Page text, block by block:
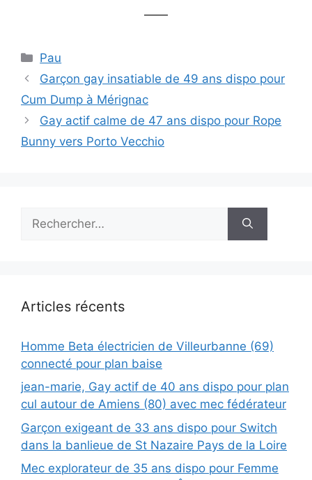
——
Catégories
Pau
Garçon gay insatiable de 49 ans dispo pour
Cum Dump à Mérignac
Gay actif calme de 47 ans dispo pour Rope
Bunny vers Porto Vecchio
Articles récents
Homme Beta électricien de Villeurbanne (69)
connecté pour plan baise
jean-marie, Gay actif de 40 ans dispo pour plan
cul autour de Amiens (80) avec mec fédérateur
Garçon exigeant de 33 ans dispo pour Switch
dans la banlieue de St Nazaire Pays de la Loire
Mec explorateur de 35 ans dispo pour Femme